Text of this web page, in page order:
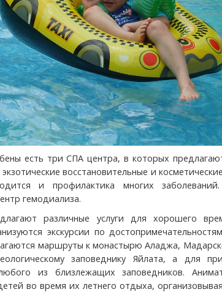
есть три СПА центра, в которых
экзотические восстановительные и
и профилактика многих
гемодиализа.
различные услуги для хорошего
экскурсии по
маршруты к монастырю Аладжа,
заповеднику Яйлата, а для
из близлежащих заповедников.
во время их летнего отдыха,